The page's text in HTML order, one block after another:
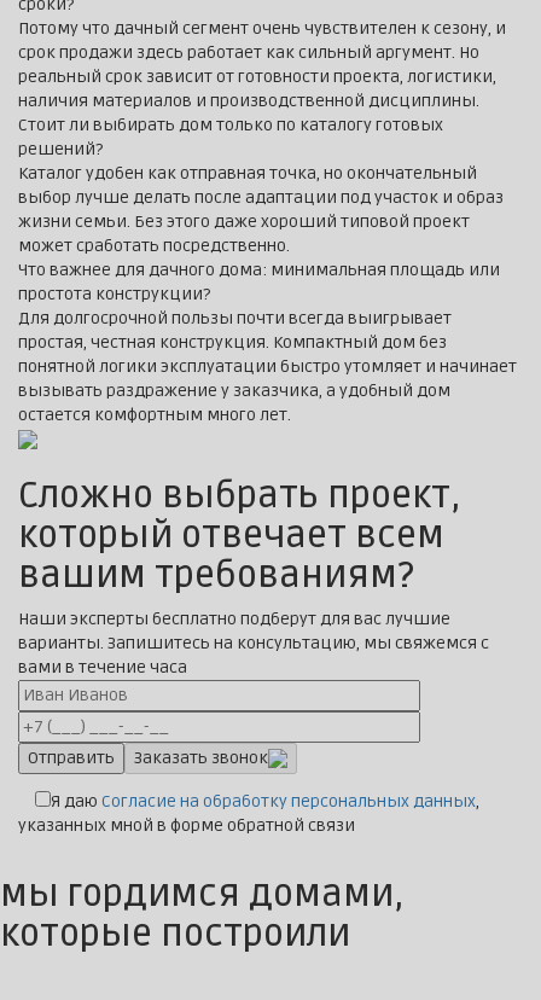
сроки?
Потому что дачный сегмент очень чувствителен к сезону, и
срок продажи здесь работает как сильный аргумент. Но
реальный срок зависит от готовности проекта, логистики,
наличия материалов и производственной дисциплины.
Стоит ли выбирать дом только по каталогу готовых
решений?
Каталог удобен как отправная точка, но окончательный
выбор лучше делать после адаптации под участок и образ
жизни семьи. Без этого даже хороший типовой проект
может сработать посредственно.
Что важнее для дачного дома: минимальная площадь или
простота конструкции?
Для долгосрочной пользы почти всегда выигрывает
простая, честная конструкция. Компактный дом без
понятной логики эксплуатации быстро утомляет и начинает
вызывать раздражение у заказчика, а удобный дом
остается комфортным много лет.
Сложно выбрать проект,
который отвечает всем
вашим требованиям?
Наши эксперты бесплатно подберут для вас лучшие
варианты. Запишитесь на консультацию, мы свяжемся с
вами в течение часа
Заказать звонок
Я даю Согласие на обработку персональных данных,
указанных мной в форме обратной связи
мы гордимся домами,
которые построили